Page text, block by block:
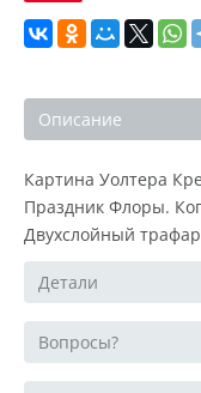
Описание
Картина Уолтера
Праздник Флоры.
Двухслойный
Детали
Вопросы?